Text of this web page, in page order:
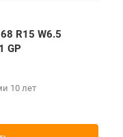
R15 W6.5
GP
10 лет